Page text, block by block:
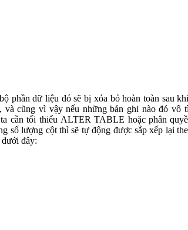
phần dữ liệu đó sẽ bị xóa bỏ hoàn toàn sau
cũng vì vậy nếu những bản ghi nào đó
cần tối thiểu ALTER TABLE hoặc phân
lượng cột thì sẽ tự động được sắp xếp lại
đây: